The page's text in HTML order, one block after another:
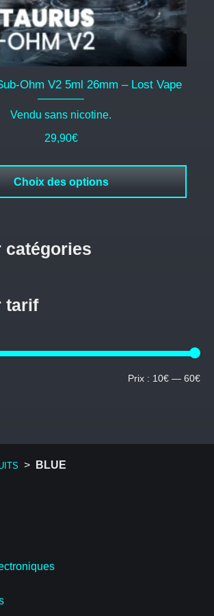
Ohm V2 5ml 26mm – Lost Vape
Vendu sans nicotine.
29,90€
Choix des options
catégories
tarif
Prix : 10€ — 60€
> BLUE